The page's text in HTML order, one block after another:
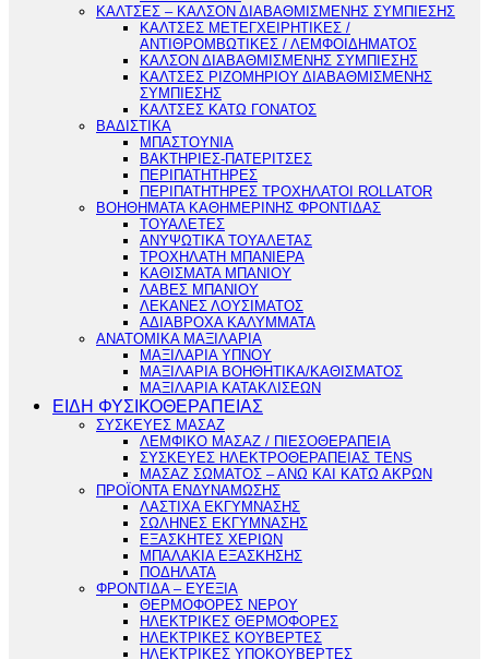
ΚΑΛΤΣΕΣ – ΚΑΛΣΟΝ ΔΙΑΒΑΘΜΙΣΜΕΝΗΣ ΣΥΜΠΙΕΣΗΣ
ΚΑΛΤΣΕΣ ΜΕΤΕΓΧΕΙΡΗΤΙΚΕΣ /
ΑΝΤΙΘΡΟΜΒΩΤΙΚΕΣ / ΛΕΜΦΟΙΔΗΜΑΤΟΣ
ΚΑΛΣΟΝ ΔΙΑΒΑΘΜΙΣΜΕΝΗΣ ΣΥΜΠΙΕΣΗΣ
ΚΑΛΤΣΕΣ ΡΙΖΟΜΗΡΙΟΥ ΔΙΑΒΑΘΜΙΣΜΕΝΗΣ
ΣΥΜΠΙΕΣΗΣ
ΚΑΛΤΣΕΣ ΚΑΤΩ ΓΟΝΑΤΟΣ
ΒΑΔΙΣΤΙΚΑ
ΜΠΑΣΤΟΥΝΙΑ
ΒΑΚΤΗΡΙΕΣ-ΠΑΤΕΡΙΤΣΕΣ
ΠΕΡΙΠΑΤΗΤΗΡΕΣ
ΠΕΡΙΠΑΤΗΤΗΡΕΣ ΤΡΟΧΗΛΑΤΟΙ ROLLATOR
ΒΟΗΘΗΜΑΤΑ ΚΑΘΗΜΕΡΙΝΗΣ ΦΡΟΝΤΙΔΑΣ
ΤΟΥΑΛΕΤΕΣ
ΑΝΥΨΩΤΙΚΑ ΤΟΥΑΛΕΤΑΣ
ΤΡΟΧΗΛΑΤΗ ΜΠΑΝΙΕΡΑ
ΚΑΘΙΣΜΑΤΑ ΜΠΑΝΙΟΥ
ΛΑΒΕΣ ΜΠΑΝΙΟΥ
ΛΕΚΑΝΕΣ ΛΟΥΣΙΜΑΤΟΣ
ΑΔΙΑΒΡΟΧΑ ΚΑΛΥΜΜΑΤΑ
ΑΝΑΤΟΜΙΚΑ ΜΑΞΙΛΑΡΙΑ
ΜΑΞΙΛΑΡΙΑ ΥΠΝΟΥ
ΜΑΞΙΛΑΡΙΑ ΒΟΗΘΗΤΙΚΑ/ΚΑΘΙΣΜΑΤΟΣ
ΜΑΞΙΛΑΡΙΑ ΚΑΤΑΚΛΙΣΕΩΝ
ΕΙΔΗ ΦΥΣΙΚΟΘΕΡΑΠΕΙΑΣ
ΣΥΣΚΕΥΕΣ ΜΑΣΑΖ
ΛΕΜΦΙΚΟ ΜΑΣΑΖ / ΠΙΕΣΟΘΕΡΑΠΕΙΑ
ΣΥΣΚΕΥΕΣ ΗΛΕΚΤΡΟΘΕΡΑΠΕΙΑΣ TENS
ΜΑΣΑΖ ΣΩΜΑΤΟΣ – ΑΝΩ ΚΑΙ ΚΑΤΩ ΑΚΡΩΝ
ΠΡΟΪΟΝΤΑ ΕΝΔΥΝΑΜΩΣΗΣ
ΛΑΣΤΙΧΑ ΕΚΓΥΜΝΑΣΗΣ
ΣΩΛΗΝΕΣ ΕΚΓΥΜΝΑΣΗΣ
ΕΞΑΣΚΗΤΕΣ ΧΕΡΙΩΝ
ΜΠΑΛΑΚΙΑ ΕΞΑΣΚΗΣΗΣ
ΠΟΔΗΛΑΤΑ
ΦΡΟΝΤΙΔΑ – ΕΥΕΞΙΑ
ΘΕΡΜΟΦΟΡΕΣ ΝΕΡΟΥ
ΗΛΕΚΤΡΙΚΕΣ ΘΕΡΜΟΦΟΡΕΣ
ΗΛΕΚΤΡΙΚΕΣ ΚΟΥΒΕΡΤΕΣ
ΗΛΕΚΤΡΙΚΕΣ ΥΠΟΚΟΥΒΕΡΤΕΣ